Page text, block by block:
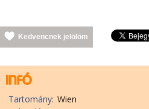
Kedvencnek jelölöm
Tartomány: Wien